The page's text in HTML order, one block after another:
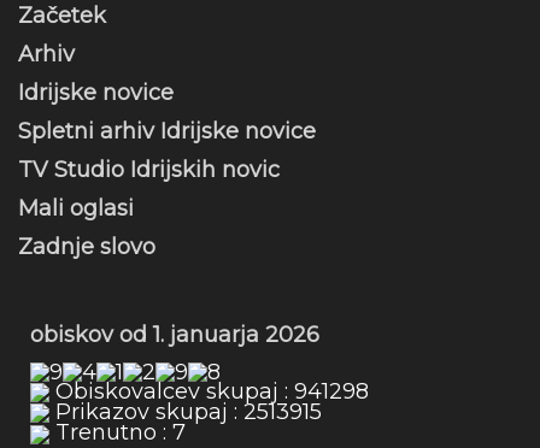
Začetek
Arhiv
Idrijske novice
Spletni arhiv Idrijske novice
TV Studio Idrijskih novic
Mali oglasi
Zadnje slovo
obiskov od 1. januarja 2026
Obiskovalcev skupaj : 941298
Prikazov skupaj : 2513915
Trenutno : 7